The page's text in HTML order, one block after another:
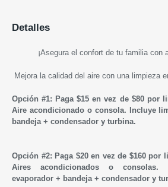
Detalles
¡Asegura el confort de tu familia con
Mejora la calidad del aire con una limpieza
Opción #1: Paga $15 en vez de $80 por
Aire acondicionado o consola. Incluye
bandeja + condensador y turbina.
Opción #2: Paga $20 en vez de $160 por
Aires acondicionados o consolas.
evaporador + bandeja + condensador y